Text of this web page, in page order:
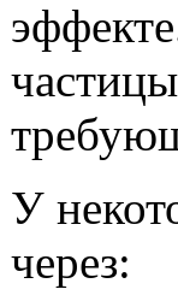
У
через: